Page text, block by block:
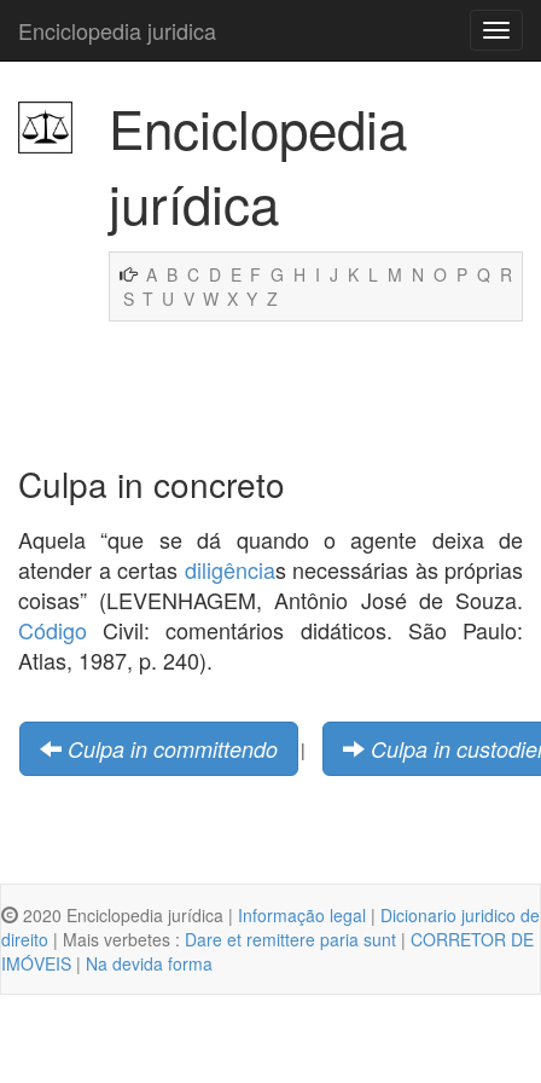
Enciclopedia juridica
Enciclopedia
jurídica
A B C D E F G H I J K L M N O P Q R
S T U V W X Y Z
Culpa in concreto
Aquela “que se dá quando o agente deixa de
atender a certas diligências necessárias às próprias
coisas” (LEVENHAGEM, Antônio José de Souza.
Código Civil: comentários didáticos. São Paulo:
Atlas, 1987, p. 240).
Culpa in committendo | Culpa in
2020 Enciclopedia jurídica | Informação legal | Dicionario juridico de
direito | Mais verbetes : Dare et remittere paria sunt | CORRETOR DE
IMÓVEIS | Na devida forma